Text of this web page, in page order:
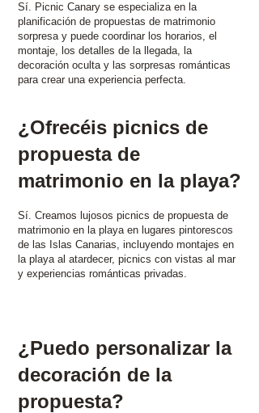
Sí. Picnic Canary se especializa en la
planificación de propuestas de matrimonio
sorpresa y puede coordinar los horarios, el
montaje, los detalles de la llegada, la
decoración oculta y las sorpresas románticas
para crear una experiencia perfecta.
¿Ofrecéis picnics de
propuesta de
matrimonio en la playa?
Sí. Creamos lujosos picnics de propuesta de
matrimonio en la playa en lugares pintorescos
de las Islas Canarias, incluyendo montajes en
la playa al atardecer, picnics con vistas al mar
y experiencias románticas privadas.
¿Puedo personalizar la
decoración de la
propuesta?